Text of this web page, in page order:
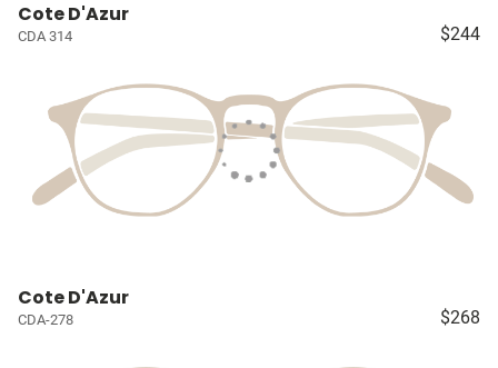
Cote D'Azur
CDA 314 $244
Cote D'Azur
CDA-278 $268